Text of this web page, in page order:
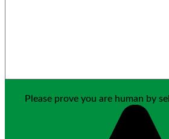
Please prove you are human by